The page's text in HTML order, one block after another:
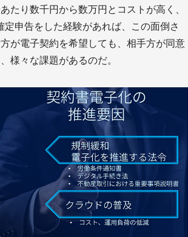
たり数千円から数万円とコストが高く、
申告をした経験があれば、この面倒さ
が電子契約を希望しても、相手方が同意
様々な課題があるのだ。